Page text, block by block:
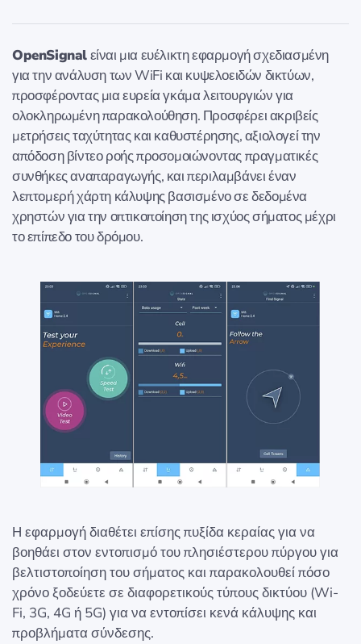
OpenSignalείναι μια ευέλικτη εφαρμογή σχεδιασμένη
για την ανάλυση των WiFi και κυψελοειδών δικτύων,
προσφέροντας μια ευρεία γκάμα λειτουργιών για
ολοκληρωμένη παρακολούθηση. Προσφέρει ακριβείς
μετρήσεις ταχύτητας και καθυστέρησης, αξιολογεί την
απόδοση βίντεο ροής προσομοιώνοντας πραγματικές
συνθήκες αναπαραγωγής, και περιλαμβάνει έναν
λεπτομερή χάρτη κάλυψης βασισμένο σε δεδομένα
χρηστών για την οπτικοποίηση της ισχύος σήματος μέχρι
το επίπεδο του δρόμου.
Η εφαρμογή διαθέτει επίσης πυξίδα κεραίας για να
βοηθάει στον εντοπισμό του πλησιέστερου πύργου για
βελτιστοποίηση του σήματος και παρακολουθεί πόσο
χρόνο ξοδεύετε σε διαφορετικούς τύπους δικτύου (Wi-
Fi, 3G, 4G ή 5G) για να εντοπίσει κενά κάλυψης και
προβλήματα σύνδεσης.